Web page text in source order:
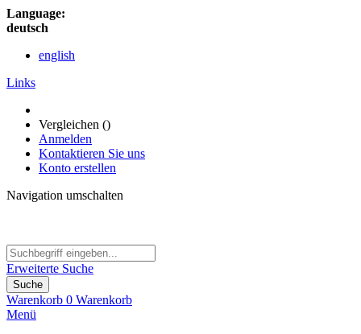
Language:
deutsch
english
Links
Vergleichen ()
Anmelden
Kontaktieren Sie uns
Konto erstellen
Navigation umschalten
Erweiterte Suche
Suche
Warenkorb 0 Warenkorb
Menü